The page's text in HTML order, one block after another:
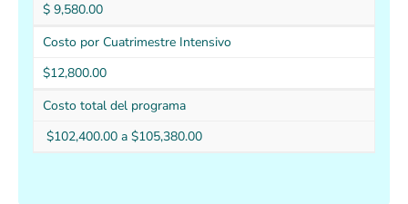
$ 9,580.00
Costo por Cuatrimestre Intensivo
$12,800.00
Costo total del programa
$102,400.00 a $105,380.00